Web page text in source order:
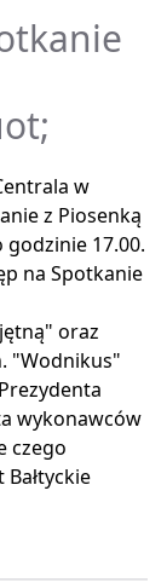
w
z Piosenką
17.00.
na Spotkanie
oraz
"Wodnikus"
wykonawców
czego